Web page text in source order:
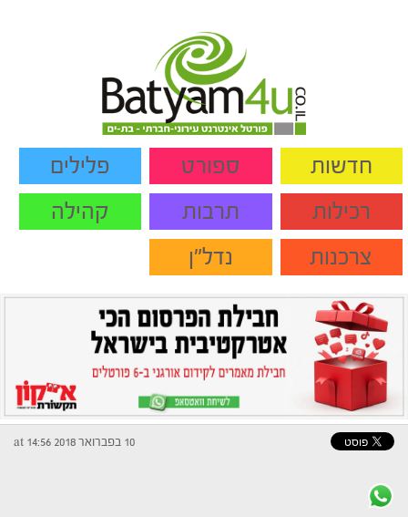
חדשות ספורט
פלילים
רכילות
תרבות
קהילה
צרכנות
נדל"ן
10 בפברואר 2018 at 14:56